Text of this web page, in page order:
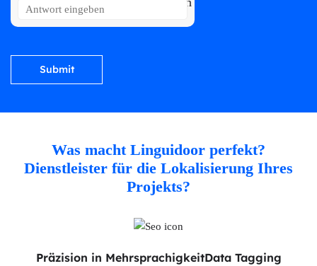
problem
shown
in
continue.Was macht Linguidoor perfekt?
Dienstleister für die Lokalisierung Ihres
Projekts?
Präzision in MehrsprachigkeitData Tagging